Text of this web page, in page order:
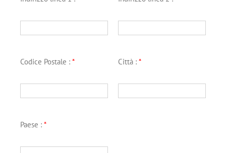
Codice Postale : * Città : *
Paese : *